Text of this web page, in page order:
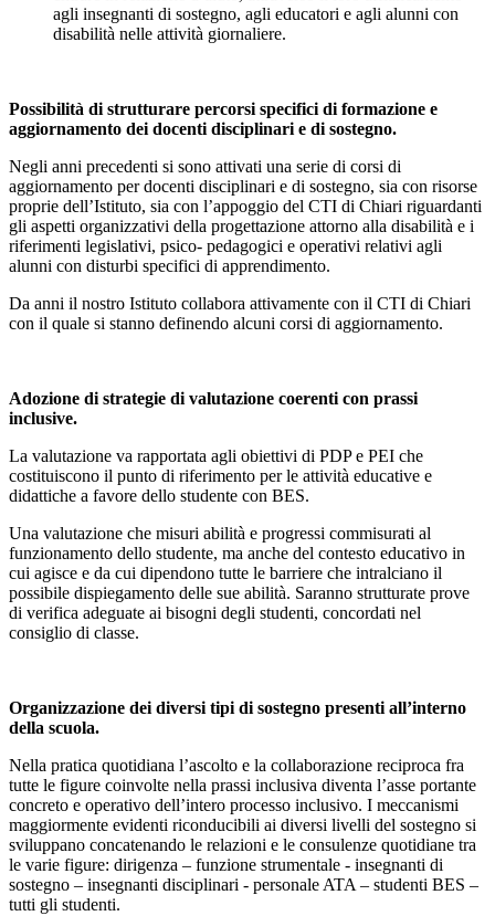
agli insegnanti di sostegno, agli educatori e agli alunni con
disabilità nelle attività giornaliere.
Possibilità di strutturare percorsi specifici di formazione e
aggiornamento dei docenti disciplinari e di sostegno.
Negli anni precedenti si sono attivati una serie di corsi di
aggiornamento per docenti disciplinari e di sostegno, sia con risorse
proprie dell’Istituto, sia con l’appoggio del CTI di Chiari riguardanti
gli aspetti organizzativi della progettazione attorno alla disabilità e i
riferimenti legislativi, psico- pedagogici e operativi relativi agli
alunni con disturbi specifici di apprendimento.
Da anni il nostro Istituto collabora attivamente con il CTI di Chiari
con il quale si stanno definendo alcuni corsi di aggiornamento.
Adozione di strategie di valutazione coerenti con prassi
inclusive.
La valutazione va rapportata agli obiettivi di PDP e PEI che
costituiscono il punto di riferimento per le attività educative e
didattiche a favore dello studente con BES.
Una valutazione che misuri abilità e progressi commisurati al
funzionamento dello studente, ma anche del contesto educativo in
cui agisce e da cui dipendono tutte le barriere che intralciano il
possibile dispiegamento delle sue abilità. Saranno strutturate prove
di verifica adeguate ai bisogni degli studenti, concordati nel
consiglio di classe.
Organizzazione dei diversi tipi di sostegno presenti all’interno
della scuola.
Nella pratica quotidiana l’ascolto e la collaborazione reciproca fra
tutte le figure coinvolte nella prassi inclusiva diventa l’asse portante
concreto e operativo dell’intero processo inclusivo. I meccanismi
maggiormente evidenti riconducibili ai diversi livelli del sostegno si
sviluppano concatenando le relazioni e le consulenze quotidiane tra
le varie figure: dirigenza – funzione strumentale - insegnanti di
sostegno – insegnanti disciplinari - personale ATA – studenti BES –
tutti gli studenti.